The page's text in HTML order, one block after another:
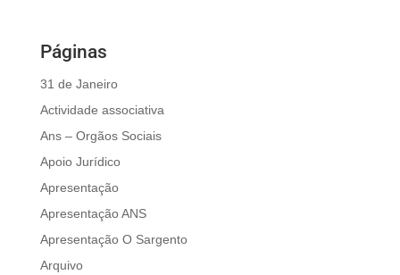
Páginas
31 de Janeiro
Actividade associativa
Ans – Orgãos Sociais
Apoio Jurídico
Apresentação
Apresentação ANS
Apresentação O Sargento
Arquivo